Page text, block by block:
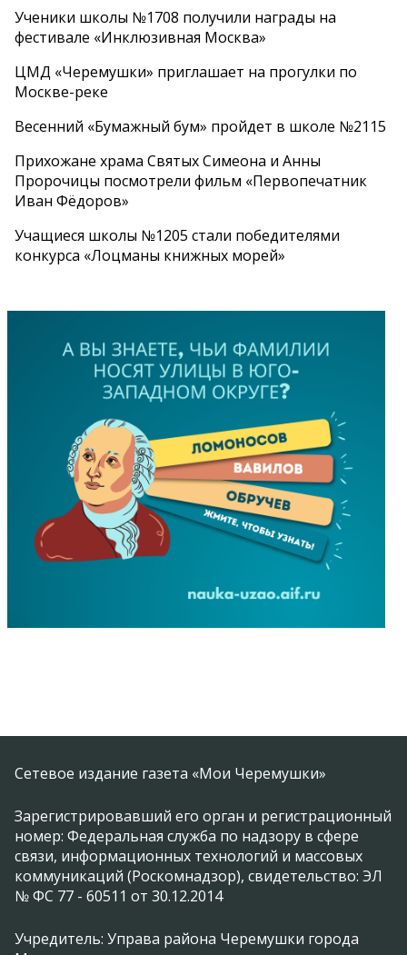
Ученики школы №1708 получили награды на
фестивале «Инклюзивная Москва»
ЦМД «Черемушки» приглашает на прогулки по
Москве-реке
Весенний «Бумажный бум» пройдет в школе №2115
Прихожане храма Святых Симеона и Анны
Пророчицы посмотрели фильм «Первопечатник
Иван Фёдоров»
Учащиеся школы №1205 стали победителями
конкурса «Лоцманы книжных морей»
Сетевое издание газета «Мои Черемушки»
Зарегистрировавший его орган и регистрационный
номер: Федеральная служба по надзору в сфере
связи, информационных технологий и массовых
коммуникаций (Роскомнадзор), свидетельство: ЭЛ
№ ФС 77 - 60511 от 30.12.2014
Учредитель: Управа района Черемушки города